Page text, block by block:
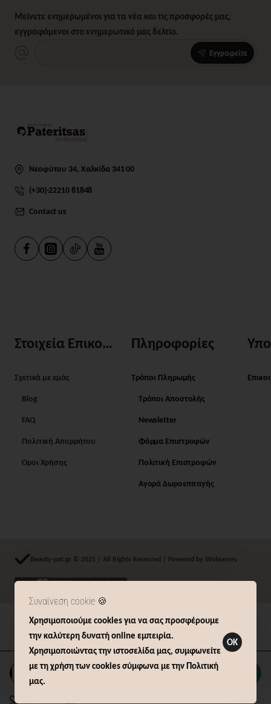
Συναίνεση cookie 🍪
Χρησιμοποιούμε cookies για να σας προσφέρουμε
την καλύτερη δυνατή online εμπειρία.
Χρησιμοποιώντας την ιστοσελίδα μας, συμφωνείτε
με τη χρήση των cookies σύμφωνα με την Πολιτική
μας.
OK
Καλάθι
Μείνετε ενημερωμένοι για τα νέα και τις προσφορές μας,
εγγραφόμενοι στο ενημερωτικό μας δελτίο.
Εγγραφείτε
Νεοφύτου 34, Χαλκίδα 341 00
(+30)-22210 81848
Contact us
Στοιχεία Επικοινωνίας
Σχετικά με εμάς
Blog
FAQ
Πολιτική Απορρήτου
Όροι Χρήσης
Πληροφορίες
Τρόποι Πληρωμής
Τρόποι Αποστολής
Newsletter
Φόρμα Επιστροφών
Πολιτική Επιστροφών
Αγορά Δωροεπιταγής
Beauty-pat.gr © 2025 | All Rights Reserved | Powered by Webserres
Δήλωση Υπαναχώρησης (14 ημερών)